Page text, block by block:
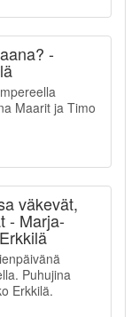
-
Maarit ja Timo
väkevät,
- Marja-
Puhujina
Erkkilä.